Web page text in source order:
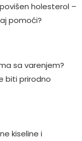
holesterol –
pomoći?
sa varenjem?
biti prirodno
kiseline i